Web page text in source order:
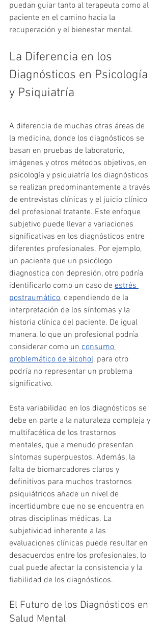
puedan guiar tanto al terapeuta como al
paciente en el camino hacia la
recuperación y el bienestar mental.
La Diferencia en los
Diagnósticos en Psicología
y Psiquiatría
A diferencia de muchas otras áreas de
la medicina, donde los diagnósticos se
basan en pruebas de laboratorio,
imágenes y otros métodos objetivos, en
psicología y psiquiatría los diagnósticos
se realizan predominantemente a través
de entrevistas clínicas y el juicio clínico
del profesional tratante. Este enfoque
subjetivo puede llevar a variaciones
significativas en los diagnósticos entre
diferentes profesionales. Por ejemplo,
un paciente que un psicólogo
diagnostica con depresión, otro podría
identificarlo como un caso de estrés
postraumático, dependiendo de la
interpretación de los síntomas y la
historia clínica del paciente. De igual
manera, lo que un profesional podría
considerar como un consumo
problemático de alcohol, para otro
podría no representar un problema
significativo.
Esta variabilidad en los diagnósticos se
debe en parte a la naturaleza compleja y
multifacética de los trastornos
mentales, que a menudo presentan
síntomas superpuestos. Además, la
falta de biomarcadores claros y
definitivos para muchos trastornos
psiquiátricos añade un nivel de
incertidumbre que no se encuentra en
otras disciplinas médicas. La
subjetividad inherente a las
evaluaciones clínicas puede resultar en
desacuerdos entre los profesionales, lo
cual puede afectar la consistencia y la
fiabilidad de los diagnósticos.
El Futuro de los Diagnósticos en
Salud Mental